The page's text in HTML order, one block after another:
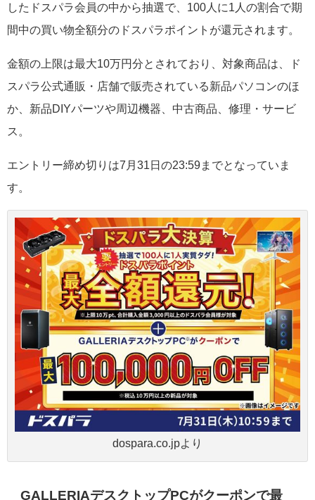
したドスパラ会員の中から抽選で、100人に1人の割合で期
間中の買い物全額分のドスパラポイントが還元されます。
金額の上限は最大10万円分とされており、対象商品は、ド
スパラ公式通販・店舗で販売されている新品パソコンのほ
か、新品DIYパーツや周辺機器、中古商品、修理・サービ
ス。
エントリー締め切りは7月31日の23:59までとなっていま
す。
dospara.co.jpより
GALLERIAデスクトップPCがクーポンで最